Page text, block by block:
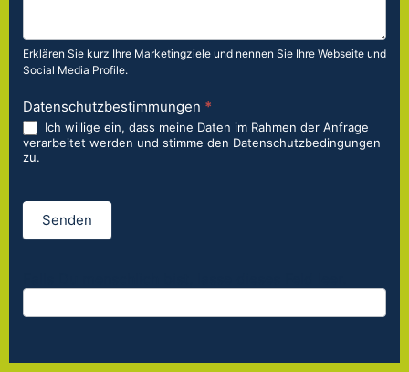
Erklären Sie kurz Ihre Marketingziele und nennen Sie Ihre Webseite und
Social Media Profile.
Datenschutzbestimmungen *
Ich willige ein, dass meine Daten im Rahmen der Anfrage
verarbeitet werden und stimme den Datenschutzbedingungen
zu.
Senden